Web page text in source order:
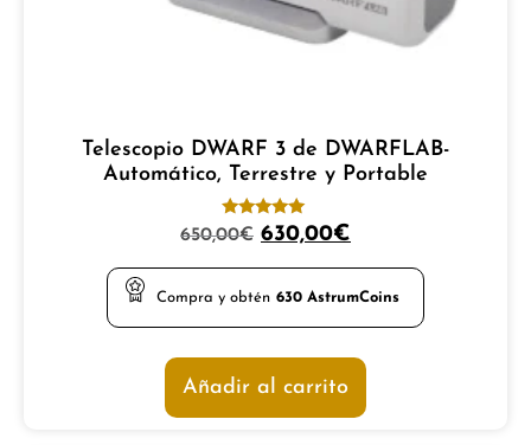
Telescopio DWARF 3 de DWARFLAB-
Automático, Terrestre y Portable
Valorado
con
650,00€ 630,00€
Compra y obtén 630 AstrumCoins
Añadir al carrito